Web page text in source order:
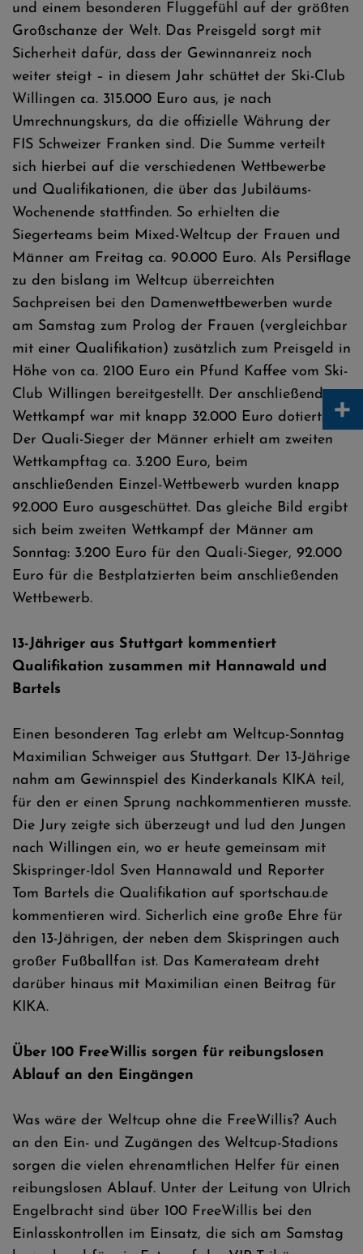
und einem besonderen Fluggefühl auf der größten
Großschanze der Welt. Das Preisgeld sorgt mit
Sicherheit dafür, dass der Gewinnanreiz noch
weiter steigt – in diesem Jahr schüttet der Ski-Club
Willingen ca. 315.000 Euro aus, je nach
Umrechnungskurs, da die offizielle Währung der
FIS Schweizer Franken sind. Die Summe verteilt
sich hierbei auf die verschiedenen Wettbewerbe
und Qualifikationen, die über das Jubiläums-
Wochenende stattfinden. So erhielten die
Siegerteams beim Mixed-Weltcup der Frauen und
Männer am Freitag ca. 90.000 Euro. Als Persiflage
zu den bislang im Weltcup überreichten
Sachpreisen bei den Damenwettbewerben wurde
am Samstag zum Prolog der Frauen (vergleichbar
mit einer Qualifikation) zusätzlich zum Preisgeld in
Höhe von ca. 2100 Euro ein Pfund Kaffee vom Ski-
Club Willingen bereitgestellt. Der anschließende
Wettkampf war mit knapp 32.000 Euro dotiert.
Der Quali-Sieger der Männer erhielt am zweiten
Wettkampftag ca. 3.200 Euro, beim
anschließenden Einzel-Wettbewerb wurden knapp
92.000 Euro ausgeschüttet. Das gleiche Bild ergibt
sich beim zweiten Wettkampf der Männer am
Sonntag: 3.200 Euro für den Quali-Sieger, 92.000
Euro für die Bestplatzierten beim anschließenden
Wettbewerb.
13-Jähriger aus Stuttgart kommentiert
Qualifikation zusammen mit Hannawald und
Bartels
Einen besonderen Tag erlebt am Weltcup-Sonntag
Maximilian Schweiger aus Stuttgart. Der 13-Jährige
nahm am Gewinnspiel des Kinderkanals KIKA teil,
für den er einen Sprung nachkommentieren musste.
Die Jury zeigte sich überzeugt und lud den Jungen
nach Willingen ein, wo er heute gemeinsam mit
Skispringer-Idol Sven Hannawald und Reporter
Tom Bartels die Qualifikation auf sportschau.de
kommentieren wird. Sicherlich eine große Ehre für
den 13-Jährigen, der neben dem Skispringen auch
großer Fußballfan ist. Das Kamerateam dreht
darüber hinaus mit Maximilian einen Beitrag für
KIKA.
Über 100 FreeWillis sorgen für reibungslosen
Ablauf an den Eingängen
Was wäre der Weltcup ohne die FreeWillis? Auch
an den Ein- und Zugängen des Weltcup-Stadions
sorgen die vielen ehrenamtlichen Helfer für einen
reibungslosen Ablauf. Unter der Leitung von Ulrich
Engelbracht sind über 100 FreeWillis bei den
Einlasskontrollen im Einsatz, die sich am Samstag
+